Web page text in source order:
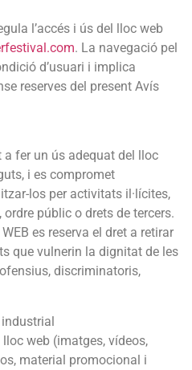
l’accés i ús del lloc web
. La navegació pel
d’usuari i implica
reserves del present Avís
a fer un ús adequat del lloc
i es compromet
los per activitats il·lícites,
públic o drets de tercers.
WEB es reserva el dret a retirar
que vulnerin la dignitat de les
discriminatoris,
web (imatges, vídeos,
material promocional i